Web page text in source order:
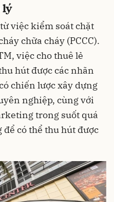
lý
việc kiểm soát chặt
chữa cháy (PCCC).
việc cho thuê lẻ
hút được các nhãn
chiến lược xây dựng
nghiệp, cùng với
trong suốt quá
có thể thu hút được